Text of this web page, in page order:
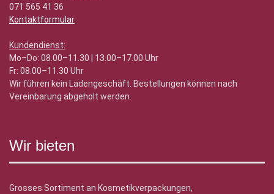
071 565 41 36
Kontaktformular
Kundendienst:
Mo–Do: 08.00–11.30 | 13.00–17.00 Uhr
Fr: 08.00–11.30 Uhr
Wir führen kein Ladengeschäft. Bestellungen können nach
Vereinbarung abgeholt werden.
Wir bieten
Grosses Sortiment an Kosmetikverpackungen,